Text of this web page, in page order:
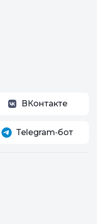
ВКонтакте
Telegram‑бот